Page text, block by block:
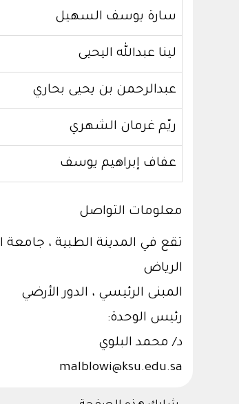
سارة يوسف السهيل
لينا عبدالله اليحيى
عبدالرحمن بن يحيى بحاري
ريّم غرمان الشهري
عفاف إبراهيم يوسف
معلومات التواصل
تقع في المدينة الطبية ،
الرياض
المبنى الرئيسي ، الدور
رئيس الوحدة:
د/ محمد البلوي
malblowi@ksu.edu.sa